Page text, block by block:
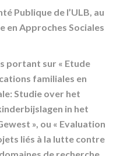
Publique de l’ULB, au
en Approches Sociales
portant sur « Etude
familiales en
Studie over het
in het
», ou « Evaluation
liés à la lutte contre
de recherche